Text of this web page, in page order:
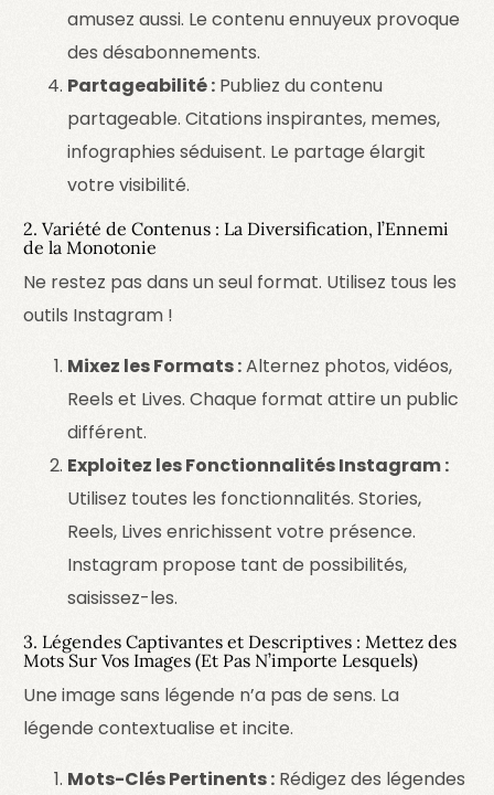
amusez aussi. Le contenu ennuyeux provoque
des désabonnements.
Partageabilité : Publiez du contenu
partageable. Citations inspirantes, memes,
infographies séduisent. Le partage élargit
votre visibilité.
2. Variété de Contenus : La Diversification, l’Ennemi
de la Monotonie
Ne restez pas dans un seul format. Utilisez tous les
outils Instagram !
Mixez les Formats :Alternez photos, vidéos,
Reels et Lives. Chaque format attire un public
différent.
Exploitez les Fonctionnalités Instagram :
Utilisez toutes les fonctionnalités. Stories,
Reels, Lives enrichissent votre présence.
Instagram propose tant de possibilités,
saisissez-les.
3. Légendes Captivantes et Descriptives : Mettez des
Mots Sur Vos Images (Et Pas N’importe Lesquels)
Une image sans légende n’a pas de sens. La
légende contextualise et incite.
Mots-Clés Pertinents : Rédigez des légendes